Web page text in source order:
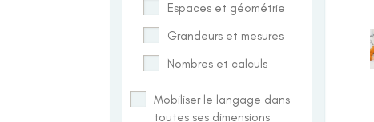
Espaces et géométrie
Grandeurs et mesures
Nombres et calculs
Mobiliser le langage dans
toutes ses dimensions